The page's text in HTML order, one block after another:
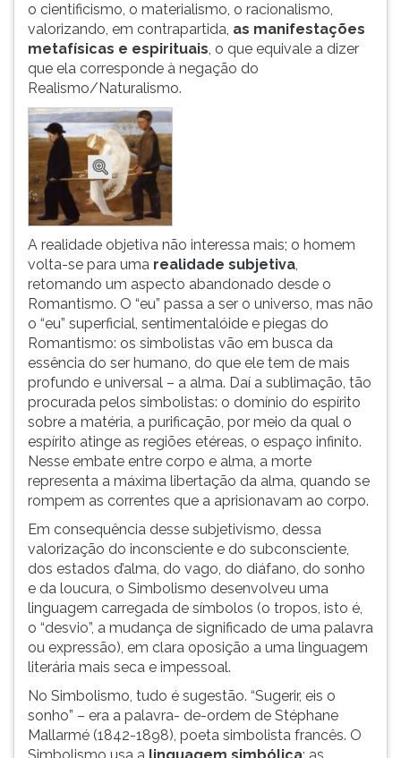
o cientificismo, o materialismo, o racionalismo,
valorizando, em contrapartida, as manifestações
metafísicas e espirituais, o que equivale a dizer
que ela corresponde à negação do
Realismo/Naturalismo.
A realidade objetiva não interessa mais; o homem
volta-se para uma realidade subjetiva,
retomando um aspecto abandonado desde o
Romantismo. O “eu” passa a ser o universo, mas não
o “eu” superficial, sentimentalóide e piegas do
Romantismo: os simbolistas vão em busca da
essência do ser humano, do que ele tem de mais
profundo e universal – a alma. Daí a sublimação, tão
procurada pelos simbolistas: o domínio do espírito
sobre a matéria, a purificação, por meio da qual o
espírito atinge as regiões etéreas, o espaço infinito.
Nesse embate entre corpo e alma, a morte
representa a máxima libertação da alma, quando se
rompem as correntes que a aprisionavam ao corpo.
Em consequência desse subjetivismo, dessa
valorização do inconsciente e do subconsciente,
dos estados d’alma, do vago, do diáfano, do sonho
e da loucura, o Simbolismo desenvolveu uma
linguagem carregada de símbolos (o tropos, isto é,
o “desvio”, a mudança de significado de uma palavra
ou expressão), em clara oposição a uma linguagem
literária mais seca e impessoal.
No Simbolismo, tudo é sugestão. “Sugerir, eis o
sonho” – era a palavra- de-ordem de Stéphane
Mallarmé (1842-1898), poeta simbolista francês. O